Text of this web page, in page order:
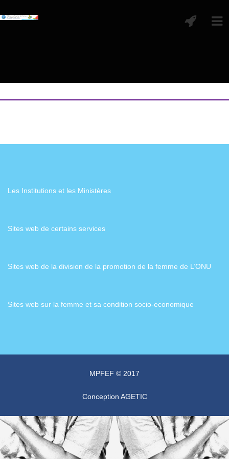
Les Institutions et les Ministères
Sites web de certains services
Sites web de la division de la promotion de la femme de L’ONU
Sites web sur la femme et sa condition socio-economique
MPFEF © 2017
Conception AGETIC